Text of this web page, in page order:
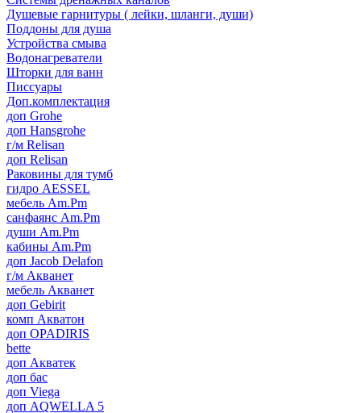
Душевые гарнитуры ( лейки, шланги, души)
Поддоны для душа
Устройства смыва
Водонагреватели
Шторки для ванн
Писсуары
Доп.комплектация
доп Grohe
доп Hansgrohe
г/м Relisan
доп Relisan
Раковины для тумб
гидро AESSEL
мебель Am.Pm
санфаянс Am.Pm
души Am.Pm
кабины Am.Pm
доп Jacob Delafon
г/м Акванет
мебель Акванет
доп Gebirit
комп Акватон
доп OPADIRIS
bette
доп Акватек
доп бас
доп Viega
доп AQWELLA 5